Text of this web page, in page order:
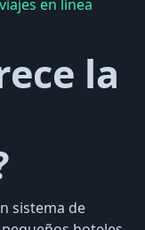
en línea
la
sistema de